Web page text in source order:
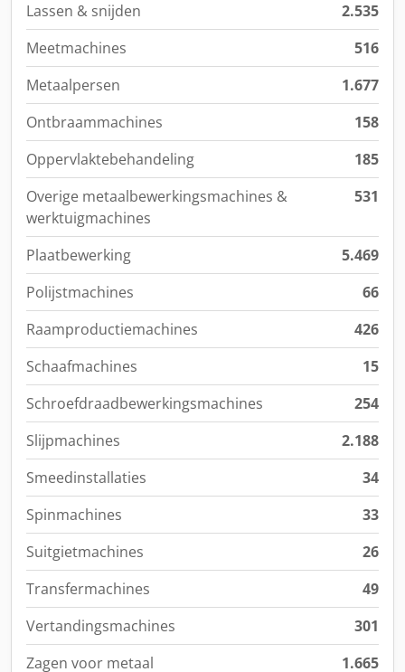
Lassen & snijden
2.535
Meetmachines
516
Metaalpersen
1.677
Ontbraammachines
158
Oppervlaktebehandeling
185
Overige metaalbewerkingsmachines &
werktuigmachines
531
Plaatbewerking
5.469
Polijstmachines
66
Raamproductiemachines
426
Schaafmachines
15
Schroefdraadbewerkingsmachines
254
Slijpmachines
2.188
Smeedinstallaties
34
Spinmachines
33
Suitgietmachines
26
Transfermachines
49
Vertandingsmachines
301
Zagen voor metaal
1.665